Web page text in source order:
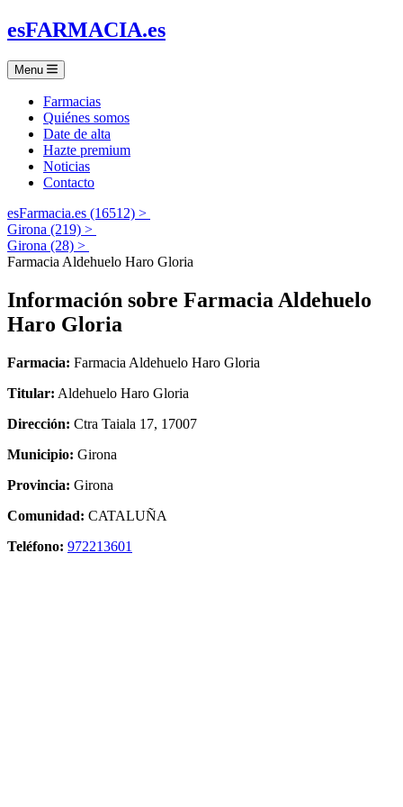
esFARMACIA.es
Menu
Farmacias
Quiénes somos
Date de alta
Hazte premium
Noticias
Contacto
esFarmacia.es (16512) >
Girona (219) >
Girona (28) >
Farmacia Aldehuelo Haro Gloria
Información sobre Farmacia Aldehuelo
Haro Gloria
Farmacia: Farmacia Aldehuelo Haro Gloria
Titular: Aldehuelo Haro Gloria
Dirección: Ctra Taiala 17, 17007
Municipio: Girona
Provincia: Girona
Comunidad: CATALUÑA
Teléfono: 972213601